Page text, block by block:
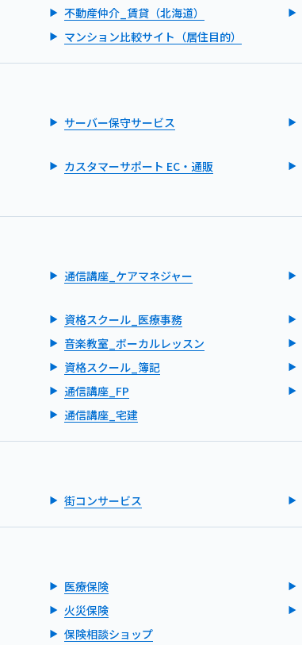
不動産仲介_賃貸（北海道）
マンション比較サイト（居住目的）
サーバー保守サービス
カスタマーサポート EC・通販
通信講座_ケアマネジャー
資格スクール_医療事務
音楽教室_ボーカルレッスン
資格スクール_簿記
通信講座_FP
通信講座_宅建
街コンサービス
医療保険
火災保険
保険相談ショップ